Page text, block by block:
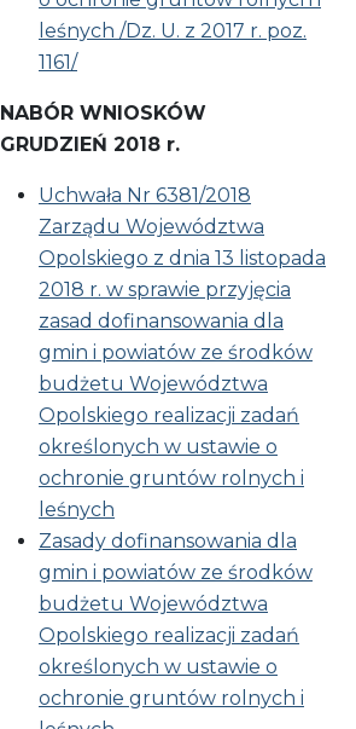
leśnych /Dz. U. z 2017 r. poz.
1161/
NABÓR WNIOSKÓW
GRUDZIEŃ 2018 r.
Uchwała Nr 6381/2018
Zarządu Województwa
Opolskiego z dnia 13 listopada
2018 r. w sprawie przyjęcia
zasad dofinansowania dla
gmin i powiatów ze środków
budżetu Województwa
Opolskiego realizacji zadań
określonych w ustawie o
ochronie gruntów rolnych i
leśnych
Zasady dofinansowania dla
gmin i powiatów ze środków
budżetu Województwa
Opolskiego realizacji zadań
określonych w ustawie o
ochronie gruntów rolnych i